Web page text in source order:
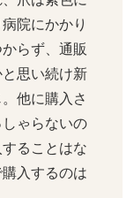
院にかかり
らず、通販
思い続け新
他に購入さ
ゃらないの
ることはな
入するのは